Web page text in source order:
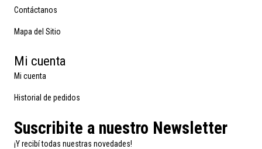
Contáctanos
Mapa del Sitio
Mi cuenta
Mi cuenta
Historial de pedidos
Suscribite a nuestro Newsletter
¡Y recibí todas nuestras novedades!